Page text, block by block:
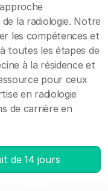
la radiologie. Notre
les compétences et
toutes les étapes de
à la résidence et
pour ceux
en radiologie
de carrière en
de 14 jours